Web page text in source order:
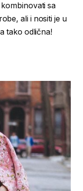
sa
ali i nositi je u
tako odlična!